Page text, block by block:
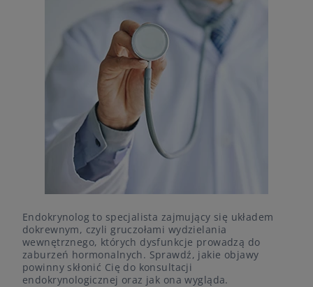
Endokrynolog to specjalista zajmujący się układem
dokrewnym, czyli gruczołami wydzielania
wewnętrznego, których dysfunkcje prowadzą do
zaburzeń hormonalnych. Sprawdź, jakie objawy
powinny skłonić Cię do konsultacji
endokrynologicznej oraz jak ona wygląda.